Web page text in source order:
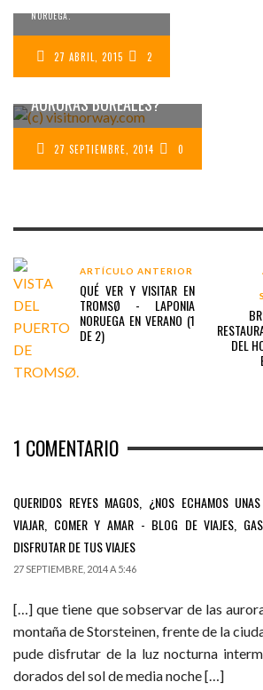
NORUEGA.
27 ABRIL, 2015 2
QUERIDOS REYES MAGOS,
¿NOS ECHAMOS UNAS
AURORAS BOREALES?
27 SEPTIEMBRE, 2014 0
ARTÍCULO ANTERIOR
QUÉ VER Y VISITAR EN
TROMSØ - LAPONIA
NORUEGA EN VERANO (1
DE 2)
DEL
1 COMENTARIO
QUERIDOS REYES MAGOS, ¿NOS ECHAMOS
VIAJAR, COMER Y AMAR - BLOG DE VIAJES,
DISFRUTAR DE TUS VIAJES
27 SEPTIEMBRE, 2014 A 5:46
[…] que tiene que sobservar de las
montaña de Storsteinen, frente de la
pude disfrutar de la luz nocturna
dorados del sol de media noche […]